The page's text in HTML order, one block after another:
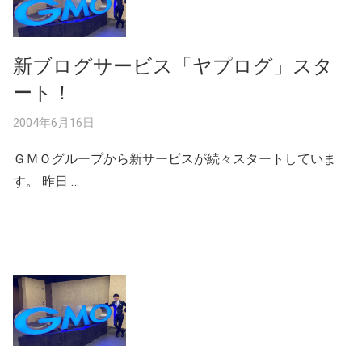
新ブログサービス「ヤプログ」スタ
ート！
2004年6月16日
ＧＭＯグループから新サービスが続々スタートしていま
す。 昨日 …